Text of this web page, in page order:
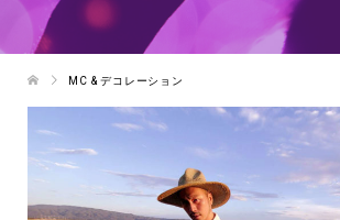
MC & デコレーション